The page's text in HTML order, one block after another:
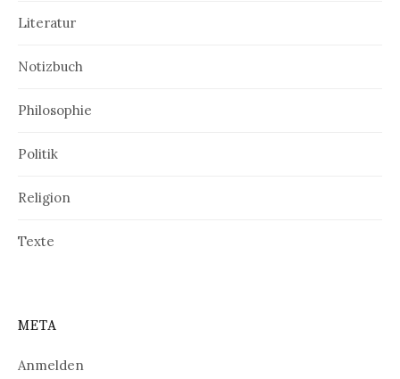
Literatur
Notizbuch
Philosophie
Politik
Religion
Texte
META
Anmelden